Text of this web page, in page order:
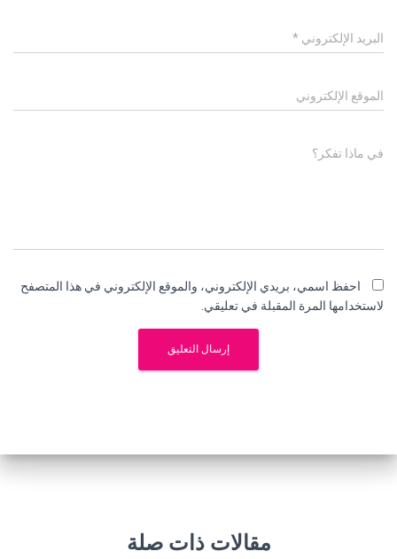
البريد الإلكتروني *
الموقع الإلكتروني
في ماذا تفكر؟
احفظ اسمي، بريدي الإلكتروني، والموقع الإلكتروني في هذا المتصفح
لاستخدامها المرة المقبلة في تعليقي.
مقالات ذات صلة